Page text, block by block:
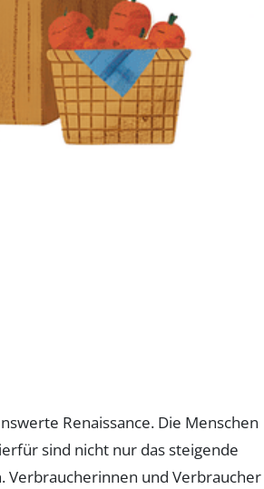
Renaissance. Die Menschen
sind nicht nur das steigende
Verbraucherinnen und Verbraucher